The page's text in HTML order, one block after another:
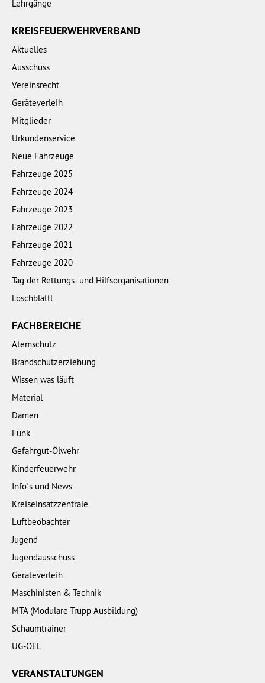
Lehrgänge
KREISFEUERWEHRVERBAND
Aktuelles
Ausschuss
Vereinsrecht
Geräteverleih
Mitglieder
Urkundenservice
Neue Fahrzeuge
Fahrzeuge 2025
Fahrzeuge 2024
Fahrzeuge 2023
Fahrzeuge 2022
Fahrzeuge 2021
Fahrzeuge 2020
Tag der Rettungs- und Hilfsorganisationen
Löschblattl
FACHBEREICHE
Atemschutz
Brandschutzerziehung
Wissen was läuft
Material
Damen
Funk
Gefahrgut-Ölwehr
Kinderfeuerwehr
Info´s und News
Kreiseinsatzzentrale
Luftbeobachter
Jugend
Jugendausschuss
Geräteverleih
Maschinisten & Technik
MTA (Modulare Trupp Ausbildung)
Schaumtrainer
UG-ÖEL
VERANSTALTUNGEN